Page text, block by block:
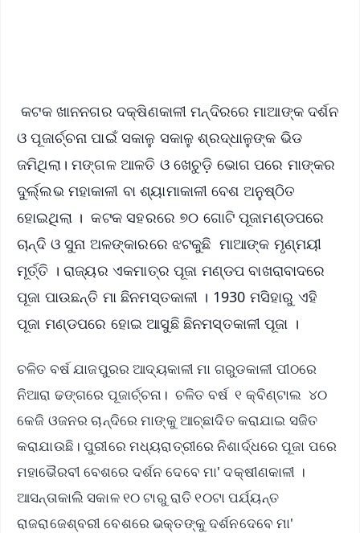
କଟକ ଖାନନଗର ଦକ୍ଷିଣକାଳୀ ମନ୍ଦିରରେ ମାଆଙ୍କ ଦର୍ଶନ
ଓ ପୂଜାର୍ଚ୍ଚନା ପାଇଁ ସକାଳୁ ସକାଳୁ ଶ୍ରଦ୍ଧାଳୁଙ୍କ ଭିଡ
ଜମିଥିଲା। ମଙ୍ଗଳ ଆଳତି ଓ ଖେଚୁଡ଼ି ଭୋଗ ପରେ ମାଙ୍କର
ଦୁର୍ଲ୍ଲଭ ମହାକାଳୀ ବା ଶ୍ୟାମାକାଳୀ ବେଶ ଅନୁଷ୍ଠିତ
ହୋଇଥିଲା । କଟକ ସହରରେ ୭୦ ଗୋଟି ପୂଜାମଣ୍ଡପରେ
ଚାନ୍ଦି ଓ ସୁନା ଅଳଙ୍କାରରେ ଝଟକୁଛି ମାଆଙ୍କ ମୃଣ୍ମୟୀ
ମୂର୍ତ୍ତି । ରାଜ୍ୟର ଏକମାତ୍ର ପୂଜା ମଣ୍ଡପ ବାଖରାବାଦରେ
ପୂଜା ପାଉଛନ୍ତି ମା ଛିନମସ୍ତକାଳୀ । 1930 ମସିହାରୁ ଏହି
ପୂଜା ମଣ୍ଡପରେ ହୋଇ ଆସୁଛି ଛିନମସ୍ତକାଳୀ ପୂଜା ।
ଚଳିତ ବର୍ଷ ଯାଜପୁରର ଆଦ୍ୟକାଳୀ ମା ଗରୁଡକାଳୀ ପୀଠରେ
ନିଆରା ଢଙ୍ଗରେ ପୂଜାର୍ଚ୍ଚନା। ଚଳିତ ବର୍ଷ ୧ କ୍ବିଣ୍ଟାଲ ୪୦
କେଜି ଓଜନର ଚାନ୍ଦିରେ ମାଙ୍କୁ ଆଚ୍ଛାଦିତ କରାଯାଇ ସଜିତ
କରାଯାଉଛି। ପୁରୀରେ ମଧ୍ୟରାତ୍ରୀରେ ନିଶାର୍ଦ୍ଧରେ ପୂଜା ପରେ
ମହାଭୈରବୀ ବେଶରେ ଦର୍ଶନ ଦେବେ ମା' ଦକ୍ଷୀଣକାଳୀ ।
ଆସନ୍ତାକାଲି ସକାଳ ୧୦ ଟାରୁ ରାତି ୧୦ଟା ପର୍ଯ୍ୟନ୍ତ
ରାଜରାଜେଶ୍ବରୀ ବେଶରେ ଭକ୍ତଙ୍କୁ ଦର୍ଶନଦେବେ ମା'